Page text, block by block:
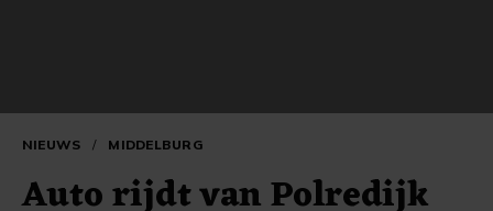
NIEUWS / MIDDELBURG
Auto rijdt van Polredijk